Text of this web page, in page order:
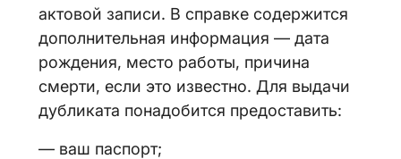
актовой записи. В справке содержится
дополнительная информация — дата
рождения, место работы, причина
смерти, если это известно. Для выдачи
дубликата понадобится предоставить:
— ваш паспорт;